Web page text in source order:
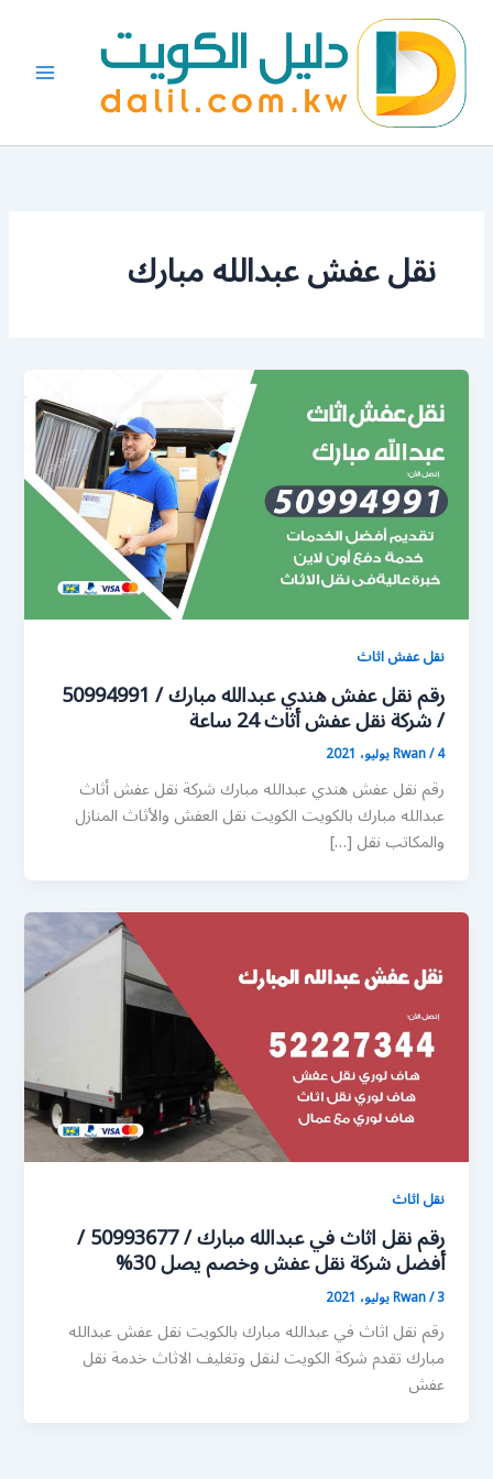
المحتوى
نقل عفش عبدالله مبارك
نقل عفش اثاث
رقم نقل عفش هندي عبدالله مبارك / 50994991
/ شركة نقل عفش أثاث 24 ساعة
Rwan/4 يوليو، 2021
رقم نقل عفش هندي عبدالله مبارك شركة نقل عفش أثاث
عبدالله مبارك بالكويت الكويت نقل العفش والأثاث المنازل
والمكاتب نقل […]
نقل اثاث
رقم نقل اثاث في عبدالله مبارك / 50993677 /
أفضل شركة نقل عفش وخصم يصل 30%
Rwan/3 يوليو، 2021
رقم نقل اثاث في عبدالله مبارك بالكويت نقل عفش عبدالله
مبارك تقدم شركة الكويت لنقل وتغليف الاثاث خدمة نقل
عفش